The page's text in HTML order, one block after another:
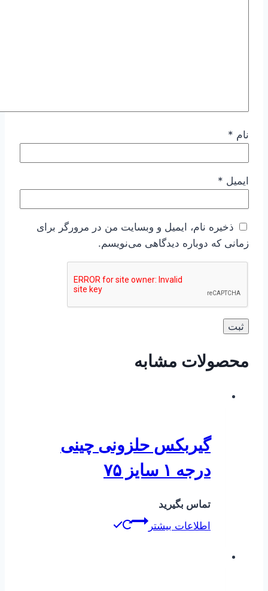
نام *
ایمیل *
ذخیره نام، ایمیل و وبسایت من در مرورگر برای
زمانی که دوباره دیدگاهی می‌نویسم.
محصولات مشابه
گیربکس حلزونی چینی
درجه ۱ سایز ۷۵
تماس بگیرید
اطلاعات بیشتر